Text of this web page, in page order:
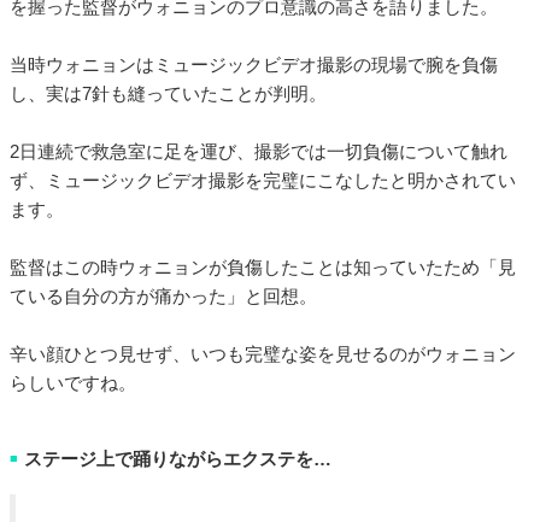
を握った監督がウォニョンのプロ意識の高さを語りました。
当時ウォニョンはミュージックビデオ撮影の現場で腕を負傷
し、実は7針も縫っていたことが判明。
2日連続で救急室に足を運び、撮影では一切負傷について触れ
ず、ミュージックビデオ撮影を完璧にこなしたと明かされてい
ます。
監督はこの時ウォニョンが負傷したことは知っていたため「見
ている自分の方が痛かった」と回想。
辛い顔ひとつ見せず、いつも完璧な姿を見せるのがウォニョン
らしいですね。
■ ステージ上で踊りながらエクステを…